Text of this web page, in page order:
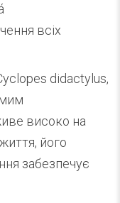
всіх
didactylus,
високо на
його
забезпечує